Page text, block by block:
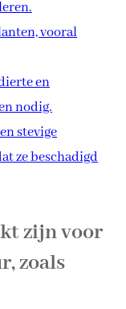
vooral
en
nodig.
stevige
ze beschadigd
zijn voor
zoals